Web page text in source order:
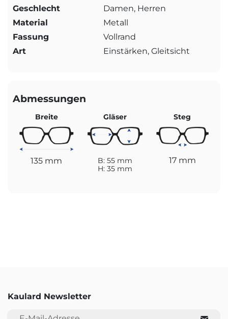
Geschlecht
Damen, Herren
Material
Metall
Fassung
Vollrand
Art
Einstärken, Gleitsicht
Abmessungen
Breite
135 mm
Gläser
B: 55 mm
H: 35 mm
Steg
17 mm
Kaulard Newsletter
E-Mail-Adresse